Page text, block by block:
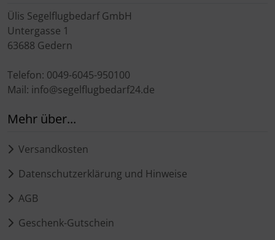
Ülis Segelflugbedarf GmbH
Untergasse 1
63688 Gedern
Telefon: 0049-6045-950100
Mail: info@segelflugbedarf24.de
Mehr über...
Versandkosten
Datenschutzerklärung und Hinweise
AGB
Geschenk-Gutschein